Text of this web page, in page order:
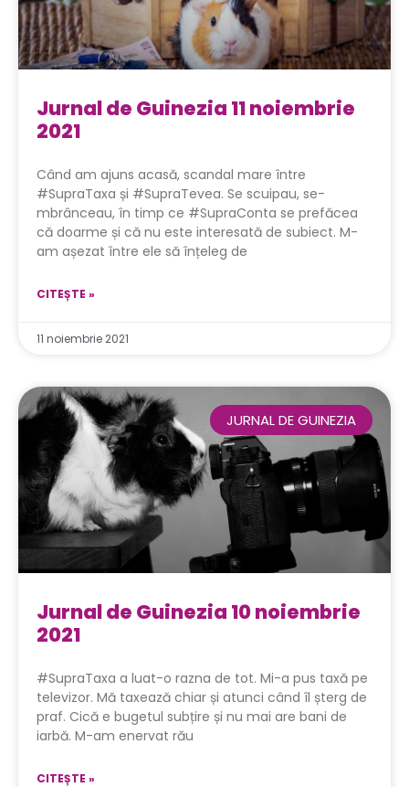
Jurnal de Guinezia 11 noiembrie
2021
Când am ajuns acasă, scandal mare între
#SupraTaxa și #SupraTevea. Se scuipau, se-
mbrânceau, în timp ce #SupraConta se prefăcea
că doarme și că nu este interesată de subiect. M-
am așezat între ele să înțeleg de
CITEȘTE »
11 noiembrie 2021
JURNAL DE GUINEZIA
Jurnal de Guinezia 10 noiembrie
2021
#SupraTaxa a luat-o razna de tot. Mi-a pus taxă pe
televizor. Mă taxează chiar și atunci când îl șterg de
praf. Cică e bugetul subțire și nu mai are bani de
iarbă. M-am enervat rău
CITEȘTE »